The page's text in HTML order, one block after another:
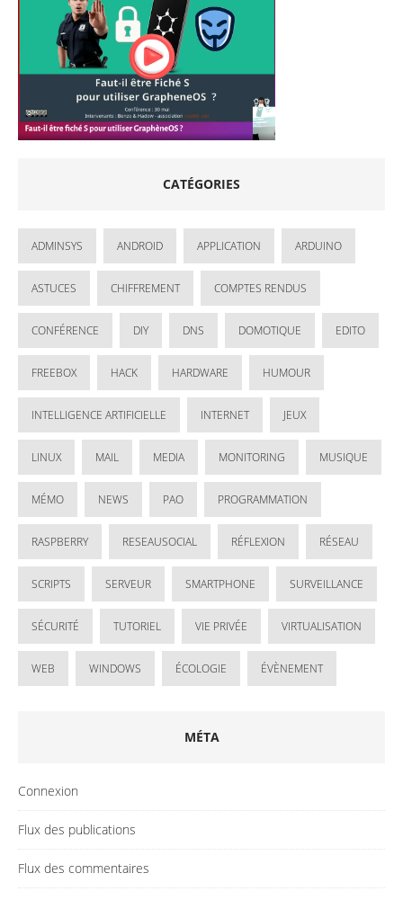
CATÉGORIES
ADMINSYS ANDROID APPLICATION ARDUINO
ASTUCES CHIFFREMENT COMPTES RENDUS
CONFÉRENCE DIY DNS DOMOTIQUE EDITO
FREEBOX HACK HARDWARE HUMOUR
INTELLIGENCE ARTIFICIELLE INTERNET JEUX
LINUX MAIL MEDIA MONITORING MUSIQUE
MÉMO NEWS PAO PROGRAMMATION
RASPBERRY RESEAUSOCIAL RÉFLEXION RÉSEAU
SCRIPTS SERVEUR SMARTPHONE SURVEILLANCE
SÉCURITÉ TUTORIEL VIE PRIVÉE VIRTUALISATION
WEB WINDOWS ÉCOLOGIE ÉVÈNEMENT
MÉTA
Connexion
Flux des publications
Flux des commentaires